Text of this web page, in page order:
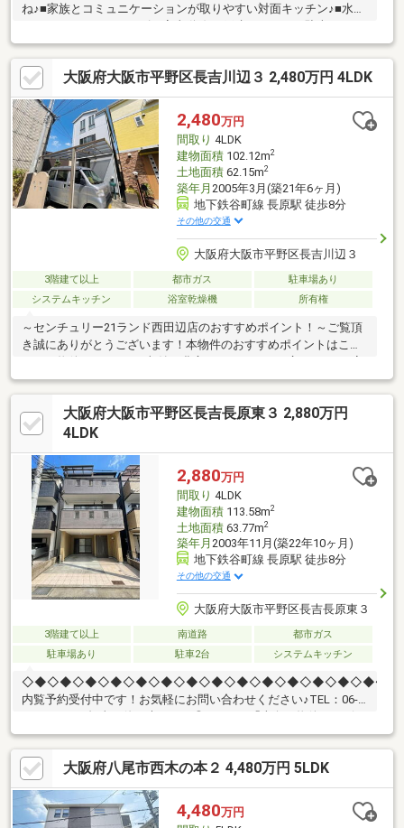
ね♪■家族とコミュニケーションが取りやすい対面キッチン♪■水回
スあり♪■全居室収納スペースあり■風情感じる和室あり♪～周辺環
境～・コンビニまで徒歩約6分・スーパーまで徒歩約8分・病院ま
で徒歩約12分・銀行まで徒歩約8分長吉東部中央公園まで徒歩約
10分とお散歩コースにぴったり♪その他、周辺には生活に便利な
施設が充実！長原小学校・長吉西中学校エリア 住宅ローンや資金
計画などお気軽にご相談ください！ お気軽にお問合せください！
大阪府大阪市平野区長吉川辺３ 2,480万円 4LDK
2,480万円
間取り 4LDK
建物面積102.12m2
土地面積62.15m2
築年月 2005年3月(築21年6ヶ月)
地下鉄谷町線 長原駅 徒歩8分
その他の交通
大阪府大阪市平野区長吉川辺３
3階建て以上 都市ガス
駐車場あり
システムキッチン
浴室乾燥機 所有権
～センチュリー21ランド西田辺店のおすすめポイント！～ご覧頂
き誠にありがとうございます！本物件のおすすめポイントはこち
ら！＜物件について＞■収納が豊富な4LDKです！■広々としたL字
型キッチン！■駅徒歩約10分以内につき利便性良好！＜立地＞■大
阪メトロ谷町線「長原」駅徒歩約8分お気軽にお問い合わせくださ
い！＜センチュリー21ランドについて＞●センチュリー21ランド
西田辺店は・・・ お客様のニーズに寄り添い、大切なお住まい
っております。●不動産に関するお悩み等、なんでもお気軽にご
相談くださいませ！
大阪府大阪市平野区長吉長原東３ 2,880万円
4LDK
2,880万円
間取り 4LDK
建物面積113.58m2
土地面積63.77m2
築年月 2003年11月(築22年10ヶ月)
地下鉄谷町線 長原駅 徒歩8分
その他の交通
大阪府大阪市平野区長吉長原東３
3階建て以上 南道路
都市ガス
駐車場あり
駐車2台 システムキッチン
内覧予約受付中です！お気軽にお問い合わせください♪TEL：06-
グ、全居室に明るい日差しが差し込みます！◎Point2 「都心へ
のアクセスが良好」大阪メトロ谷町線【長原駅】徒歩8分
♪◎Point3 「駐車2台可能」普通車、軽四2台分スペースあり(車
種による制限あり)◎Point4 「前面道路約5m」南側幅員が約5m
あり、駐車がスムーズにできます！◎Point5 「リフォーム履
歴」2019年7月外壁塗装工事済み、2025年4月給湯器新調♪
大阪府八尾市西木の本２ 4,480万円 5LDK
4,480万円